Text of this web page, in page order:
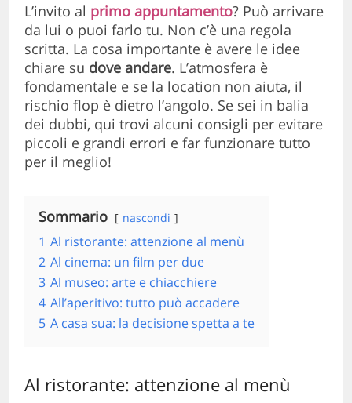
L’invito al primo appuntamento? Può arrivare
da lui o puoi farlo tu. Non c’è una regola
scritta. La cosa importante è avere le idee
chiare su dove andare. L’atmosfera è
fondamentale e se la location non aiuta, il
rischio flop è dietro l’angolo. Se sei in balia
dei dubbi, qui trovi alcuni consigli per evitare
piccoli e grandi errori e far funzionare tutto
per il meglio!
Sommario nascondi
1 Al ristorante: attenzione al menù
2 Al cinema: un film per due
3 Al museo: arte e chiacchiere
4 All’aperitivo: tutto può accadere
5 A casa sua: la decisione spetta a te
Al ristorante: attenzione al menù